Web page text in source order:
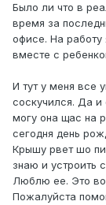
Было ли что в
время за
офисе. На
вместе с
И тут у меня все
соскучился. Да и
могу она щас на
сегодня день
Крышу рвет шо
знаю и устроить
Люблю ее. Это
Пожалуйста